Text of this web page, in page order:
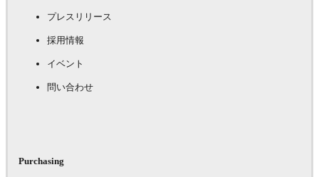
プレスリリース
採用情報
イベント
問い合わせ
Purchasing